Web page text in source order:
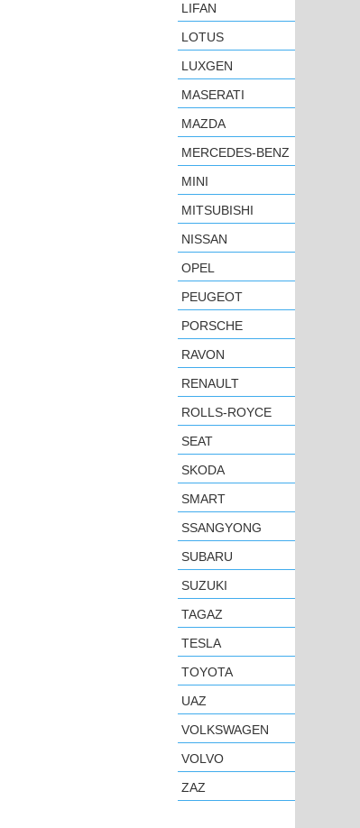
LIFAN
LOTUS
LUXGEN
MASERATI
MAZDA
MERCEDES-BENZ
MINI
MITSUBISHI
NISSAN
OPEL
PEUGEOT
PORSCHE
RAVON
RENAULT
ROLLS-ROYCE
SEAT
SKODA
SMART
SSANGYONG
SUBARU
SUZUKI
TAGAZ
TESLA
TOYOTA
UAZ
VOLKSWAGEN
VOLVO
ZAZ